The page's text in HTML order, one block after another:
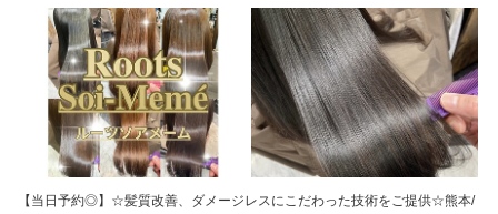
【当日予約◎】☆髪質改善、ダメージレスにこだわった技術をご提供☆熊本/